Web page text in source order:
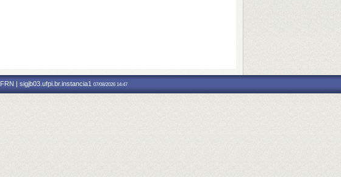
| sigjb03.ufpi.br.instancia1 07/08/2026 14:47